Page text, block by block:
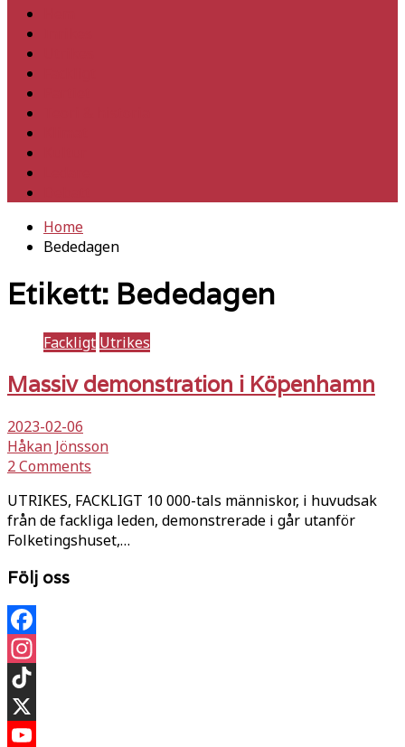
Home
Bededagen
Etikett: Bededagen
Fackligt Utrikes
Massiv demonstration i Köpenhamn
2023-02-06
Håkan Jönsson
2 Comments
UTRIKES, FACKLIGT 10 000-tals människor, i huvudsak
från de fackliga leden, demonstrerade i går utanför
Folketingshuset,…
Följ oss
Facebook
Instagram
TikTok
X